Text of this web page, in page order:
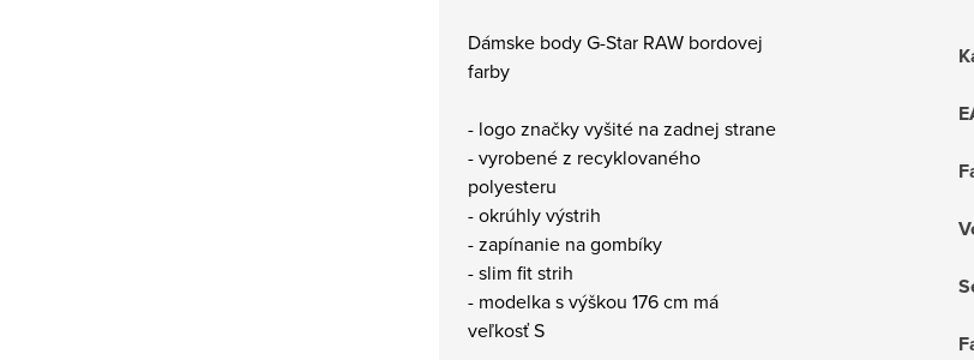
Dámske body G-Star RAW bordovej
farby
- logo značky vyšité na zadnej strane
- vyrobené z recyklovaného
polyesteru
- okrúhly výstrih
- zapínanie na gombíky
- slim fit strih
- modelka s výškou 176 cm má
veľkosť S